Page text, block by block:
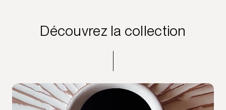
Découvrez la collection